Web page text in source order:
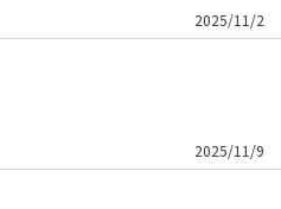
2025/11/2
2025/11/9